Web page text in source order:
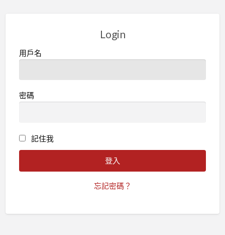
Login
用戶名
密碼
記住我
忘記密碼？